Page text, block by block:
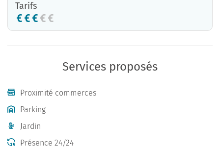
Tarifs
Services proposés
Proximité commerces
Parking
Jardin
Présence 24/24